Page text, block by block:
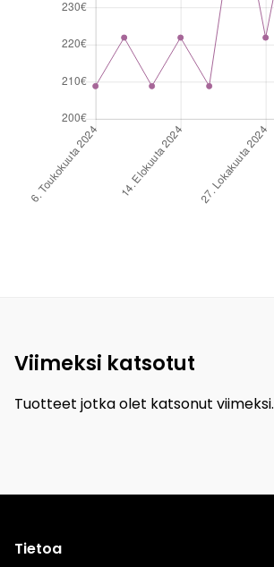
Viimeksi katsotut
Tuotteet jotka olet katsonut viimeksi.
Tietoa